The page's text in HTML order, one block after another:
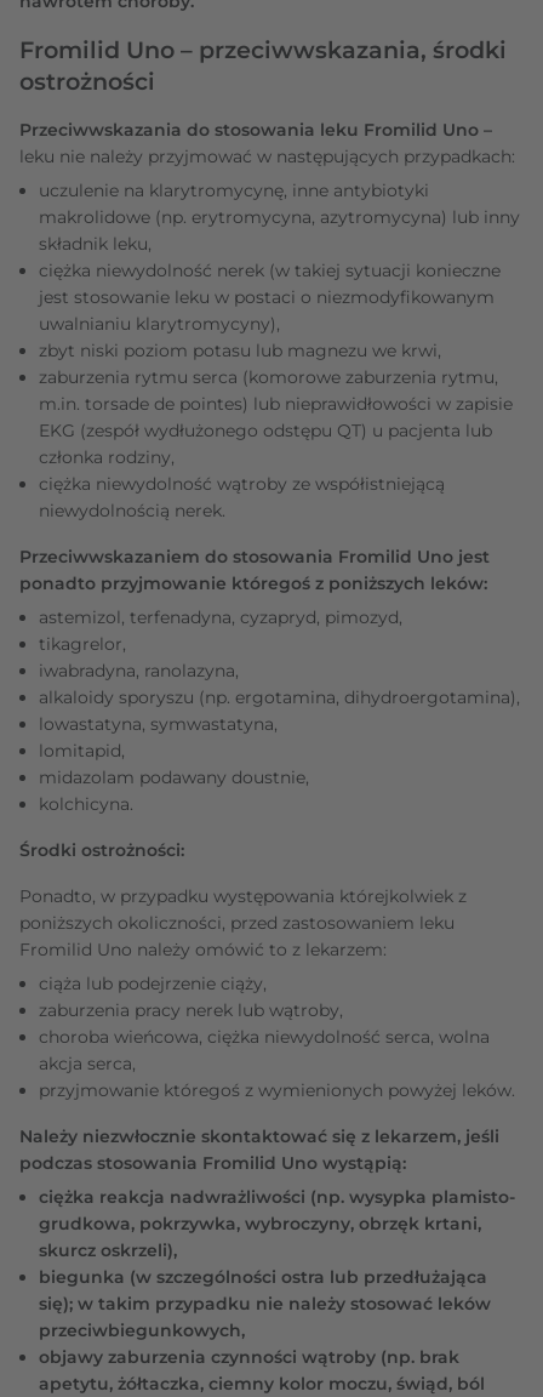
Fromilid Uno – przeciwwskazania, środki
ostrożności
Przeciwwskazania do stosowania leku Fromilid Uno –
leku nie należy przyjmować w następujących przypadkach:
uczulenie na klarytromycynę, inne antybiotyki
makrolidowe (np. erytromycyna, azytromycyna) lub inny
składnik leku,
ciężka niewydolność nerek (w takiej sytuacji konieczne
jest stosowanie leku w postaci o niezmodyfikowanym
uwalnianiu klarytromycyny),
zbyt niski poziom potasu lub magnezu we krwi,
zaburzenia rytmu serca (komorowe zaburzenia rytmu,
m.in. torsade de pointes) lub nieprawidłowości w zapisie
EKG (zespół wydłużonego odstępu QT) u pacjenta lub
członka rodziny,
ciężka niewydolność wątroby ze współistniejącą
niewydolnością nerek.
Przeciwwskazaniem do stosowania Fromilid Uno jest
ponadto przyjmowanie któregoś z poniższych leków:
astemizol, terfenadyna, cyzapryd, pimozyd,
tikagrelor,
iwabradyna, ranolazyna,
alkaloidy sporyszu (np. ergotamina, dihydroergotamina),
lowastatyna, symwastatyna,
lomitapid,
midazolam podawany doustnie,
kolchicyna.
Środki ostrożności:
Ponadto, w przypadku występowania którejkolwiek z
poniższych okoliczności, przed zastosowaniem leku
Fromilid Uno należy omówić to z lekarzem:
ciąża lub podejrzenie ciąży,
zaburzenia pracy nerek lub wątroby,
choroba wieńcowa, ciężka niewydolność serca, wolna
akcja serca,
przyjmowanie któregoś z wymienionych powyżej leków.
Należy niezwłocznie skontaktować się z lekarzem, jeśli
podczas stosowania Fromilid Uno wystąpią:
ciężka reakcja nadwrażliwości (np. wysypka plamisto-
grudkowa, pokrzywka, wybroczyny, obrzęk krtani,
skurcz oskrzeli),
biegunka (w szczególności ostra lub przedłużająca
się); w takim przypadku nie należy stosować leków
przeciwbiegunkowych,
objawy zaburzenia czynności wątroby (np. brak
apetytu, żółtaczka, ciemny kolor moczu, świąd, ból